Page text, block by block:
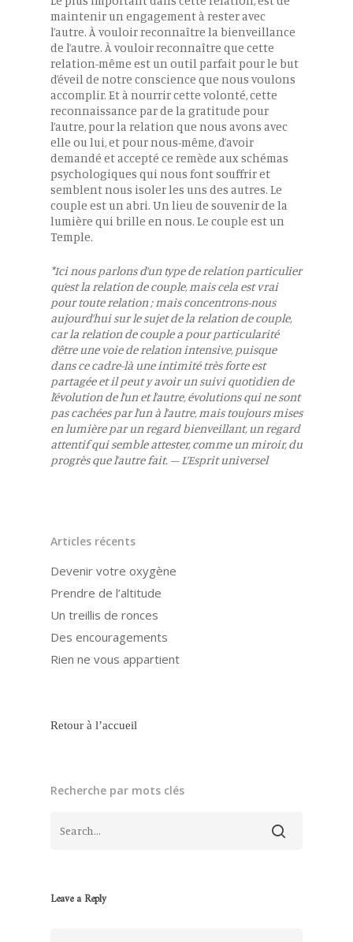
maintenir un engagement à rester avec
l’autre. À vouloir reconnaître la bienveillance
de l’autre. À vouloir reconnaître que cette
relation-même est un outil parfait pour le but
d’éveil de notre conscience que nous voulons
accomplir. Et à nourrir cette volonté, cette
reconnaissance par de la gratitude pour
l’autre, pour la relation que nous avons avec
elle ou lui, et pour nous-même, d’avoir
demandé et accepté ce remède aux schémas
psychologiques qui nous font souffrir et
semblent nous isoler les uns des autres. Le
couple est un abri. Un lieu de souvenir de la
lumière qui brille en nous. Le couple est un
Temple.
*Ici nous parlons d’un type de relation particulier
qu’est la relation de couple, mais cela est vrai
pour toute relation ; mais concentrons-nous
aujourd’hui sur le sujet de la relation de couple,
car la relation de couple a pour particularité
d’être une voie de relation intensive, puisque
dans ce cadre-là une intimité très forte est
partagée et il peut y avoir un suivi quotidien de
l’évolution de l’un et l’autre, évolutions qui ne sont
pas cachées par l’un à l’autre, mais toujours mises
en lumière par un regard bienveillant, un regard
attentif qui semble attester, comme un miroir, du
progrès que l’autre fait. – L’Esprit universel
Articles récents
Devenir votre oxygène
Prendre de l’altitude
Un treillis de ronces
Des encouragements
Rien ne vous appartient
Retour à l’accueil
Recherche par mots clés
Leave a Reply